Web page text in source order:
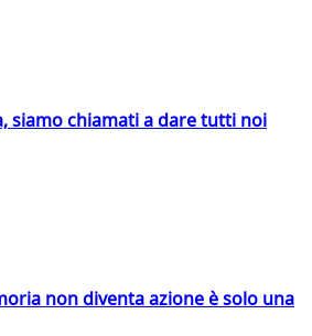
siamo chiamati a dare tutti noi
non diventa azione è solo una